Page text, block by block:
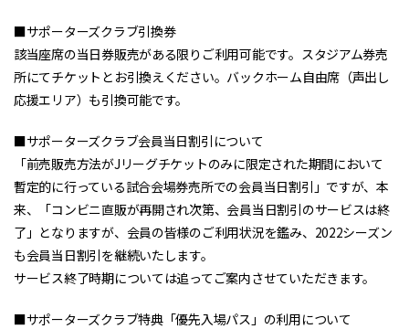
■サポーターズクラブ引換券
該当座席の当日券販売がある限りご利用可能です。スタジアム券売
所にてチケットとお引換えください。バックホーム自由席（声出し
応援エリア）も引換可能です。
■サポーターズクラブ会員当日割引について
「前売販売方法がJリーグチケットのみに限定された期間において
暫定的に行っている試合会場券売所での会員当日割引」ですが、本
来、「コンビニ直販が再開され次第、会員当日割引のサービスは終
了」となりますが、会員の皆様のご利用状況を鑑み、2022シーズン
も会員当日割引を継続いたします。
サービス終了時期については追ってご案内させていただきます。
■サポーターズクラブ特典「優先入場パス」の利用について